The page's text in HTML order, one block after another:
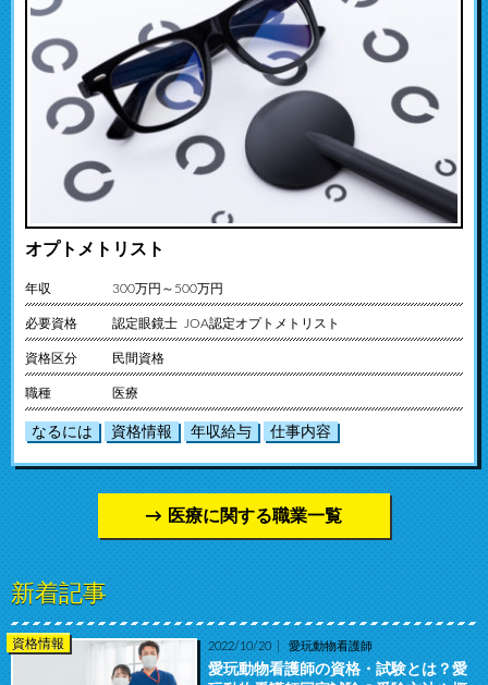
オプトメトリスト
年収 300万円～500万円
必要資格 認定眼鏡士 JOA認定オプトメトリスト
資格区分 民間資格
職種 医療
なるには 資格情報 年収給与 仕事内容
医療に関する職業一覧
新着記事
資格情報 2022/10/20 愛玩動物看護師
愛玩動物看護師の資格・試験とは？愛